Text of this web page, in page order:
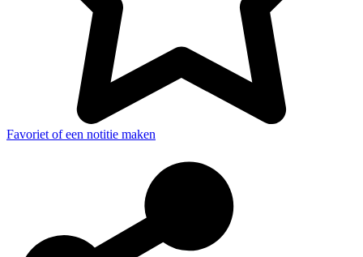
Favoriet of een notitie maken